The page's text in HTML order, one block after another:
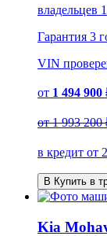
владельцев 1
Гарантия 3
VIN
от 1 494 900
от1 993 200
в кредит от
В Купить в
Kia